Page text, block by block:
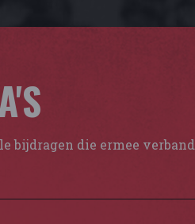
bijdragen die ermee verband